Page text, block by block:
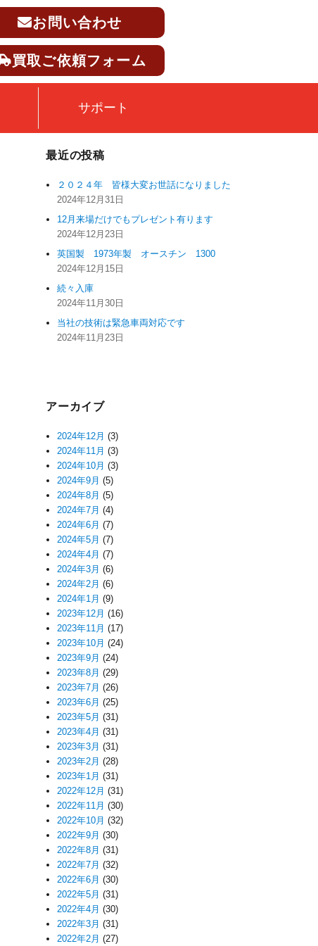
お問い合わせ
買取ご依頼フォーム
サポート
最近の投稿
２０２４年 皆様大変お世話になりました
2024年12月31日
12月来場だけでもプレゼント有ります
2024年12月23日
英国製 1973年製 オースチン 1300
2024年12月15日
続々入庫
2024年11月30日
当社の技術は緊急車両対応です
2024年11月23日
アーカイブ
2024年12月 (3)
2024年11月 (3)
2024年10月 (3)
2024年9月 (5)
2024年8月 (5)
2024年7月 (4)
2024年6月 (7)
2024年5月 (7)
2024年4月 (7)
2024年3月 (6)
2024年2月 (6)
2024年1月 (9)
2023年12月 (16)
2023年11月 (17)
2023年10月 (24)
2023年9月 (24)
2023年8月 (29)
2023年7月 (26)
2023年6月 (25)
2023年5月 (31)
2023年4月 (31)
2023年3月 (31)
2023年2月 (28)
2023年1月 (31)
2022年12月 (31)
2022年11月 (30)
2022年10月 (32)
2022年9月 (30)
2022年8月 (31)
2022年7月 (32)
2022年6月 (30)
2022年5月 (31)
2022年4月 (30)
2022年3月 (31)
2022年2月 (27)